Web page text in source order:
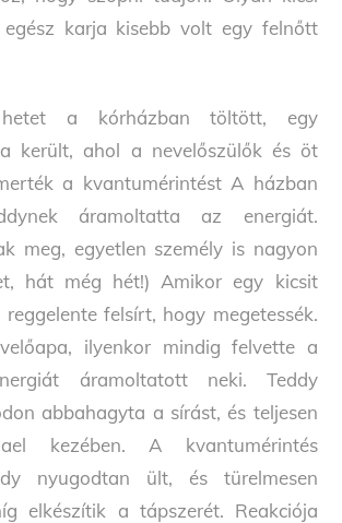
karja kisebb volt egy felnőtt
a kórházban töltött, egy
került, ahol a nevelőszülők és öt
a kvantumérintést A házban
áramoltatta az energiát.
meg, egyetlen személy is nagyon
hát még hét!) Amikor egy kicsit
felsírt, hogy megetessék.
ilyenkor mindig felvette a
áramoltatott neki. Teddy
abbahagyta a sírást, és teljesen
kezében. A kvantumérintés
nyugodtan ült, és türelmesen
elkészítik a tápszerét. Reakciója